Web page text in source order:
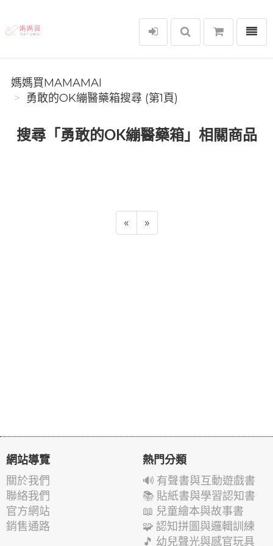
媽媽買MAMAMAI
選單
媽媽買MAMAMAI
勇敢的OK繃醫藥箱搜尋 (第1頁)
搜尋「勇敢的OK繃醫藥箱」相關商品
« »
網站導覽
關於我們
聯絡我們
官方網站
銷售通路
熱門分類
🔊 有聲書與互動遊戲書
📚 貼紙書與學習認知書
📖 兒童繪本與故事書
🧩 認知拼圖與邏輯訓練
🎵 幼兒聲光與感官玩具